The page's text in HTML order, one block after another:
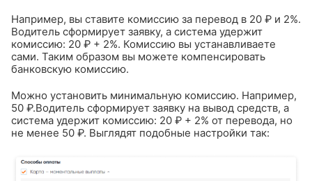
Например, вы ставите комиссию за перевод в 20 ₽ и 2%.
Водитель сформирует заявку, а система удержит
комиссию: 20 ₽ + 2%. Комиссию вы устанавливаете
сами. Таким образом вы можете компенсировать
банковскую комиссию.
Можно установить минимальную комиссию. Например,
50 ₽.Водитель сформирует заявку на вывод средств, а
система удержит комиссию: 20 ₽ + 2% от перевода, но
не менее 50 ₽. Выглядят подобные настройки так: